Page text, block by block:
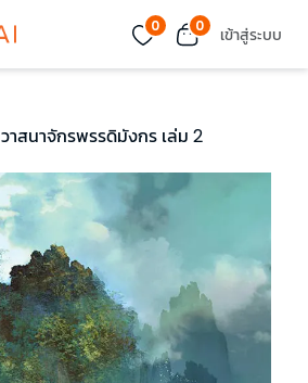
0 0 เข้าสู่ระบบ
วาสนาจักรพรรดิมังกร เล่ม 2